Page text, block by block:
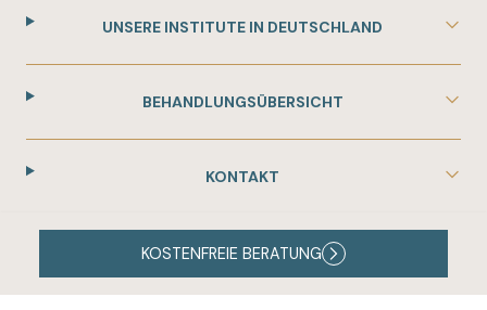
UNSERE INSTITUTE IN DEUTSCHLAND
BEHANDLUNGSÜBERSICHT
KONTAKT
ÜBER MYDERMA BY COSMETIQUE TOTALE
KOSTENFREIE BERATUNG